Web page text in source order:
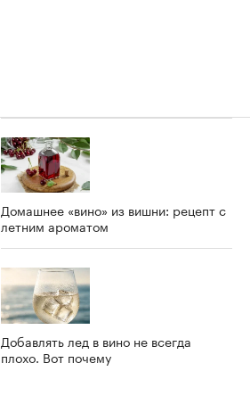
Домашнее «вино» из вишни: рецепт с
летним ароматом
Добавлять лед в вино не всегда
плохо. Вот почему